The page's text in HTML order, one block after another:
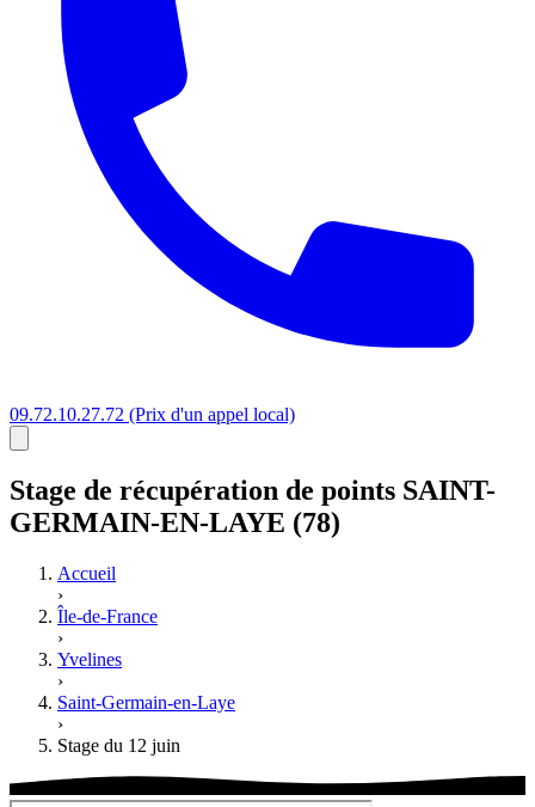
09.72.10.27.72 (Prix d'un appel local)
Stage de récupération de points SAINT-
GERMAIN-EN-LAYE (78)
Accueil
›
Île-de-France
›
Yvelines
›
Saint-Germain-en-Laye
›
Stage du 12 juin